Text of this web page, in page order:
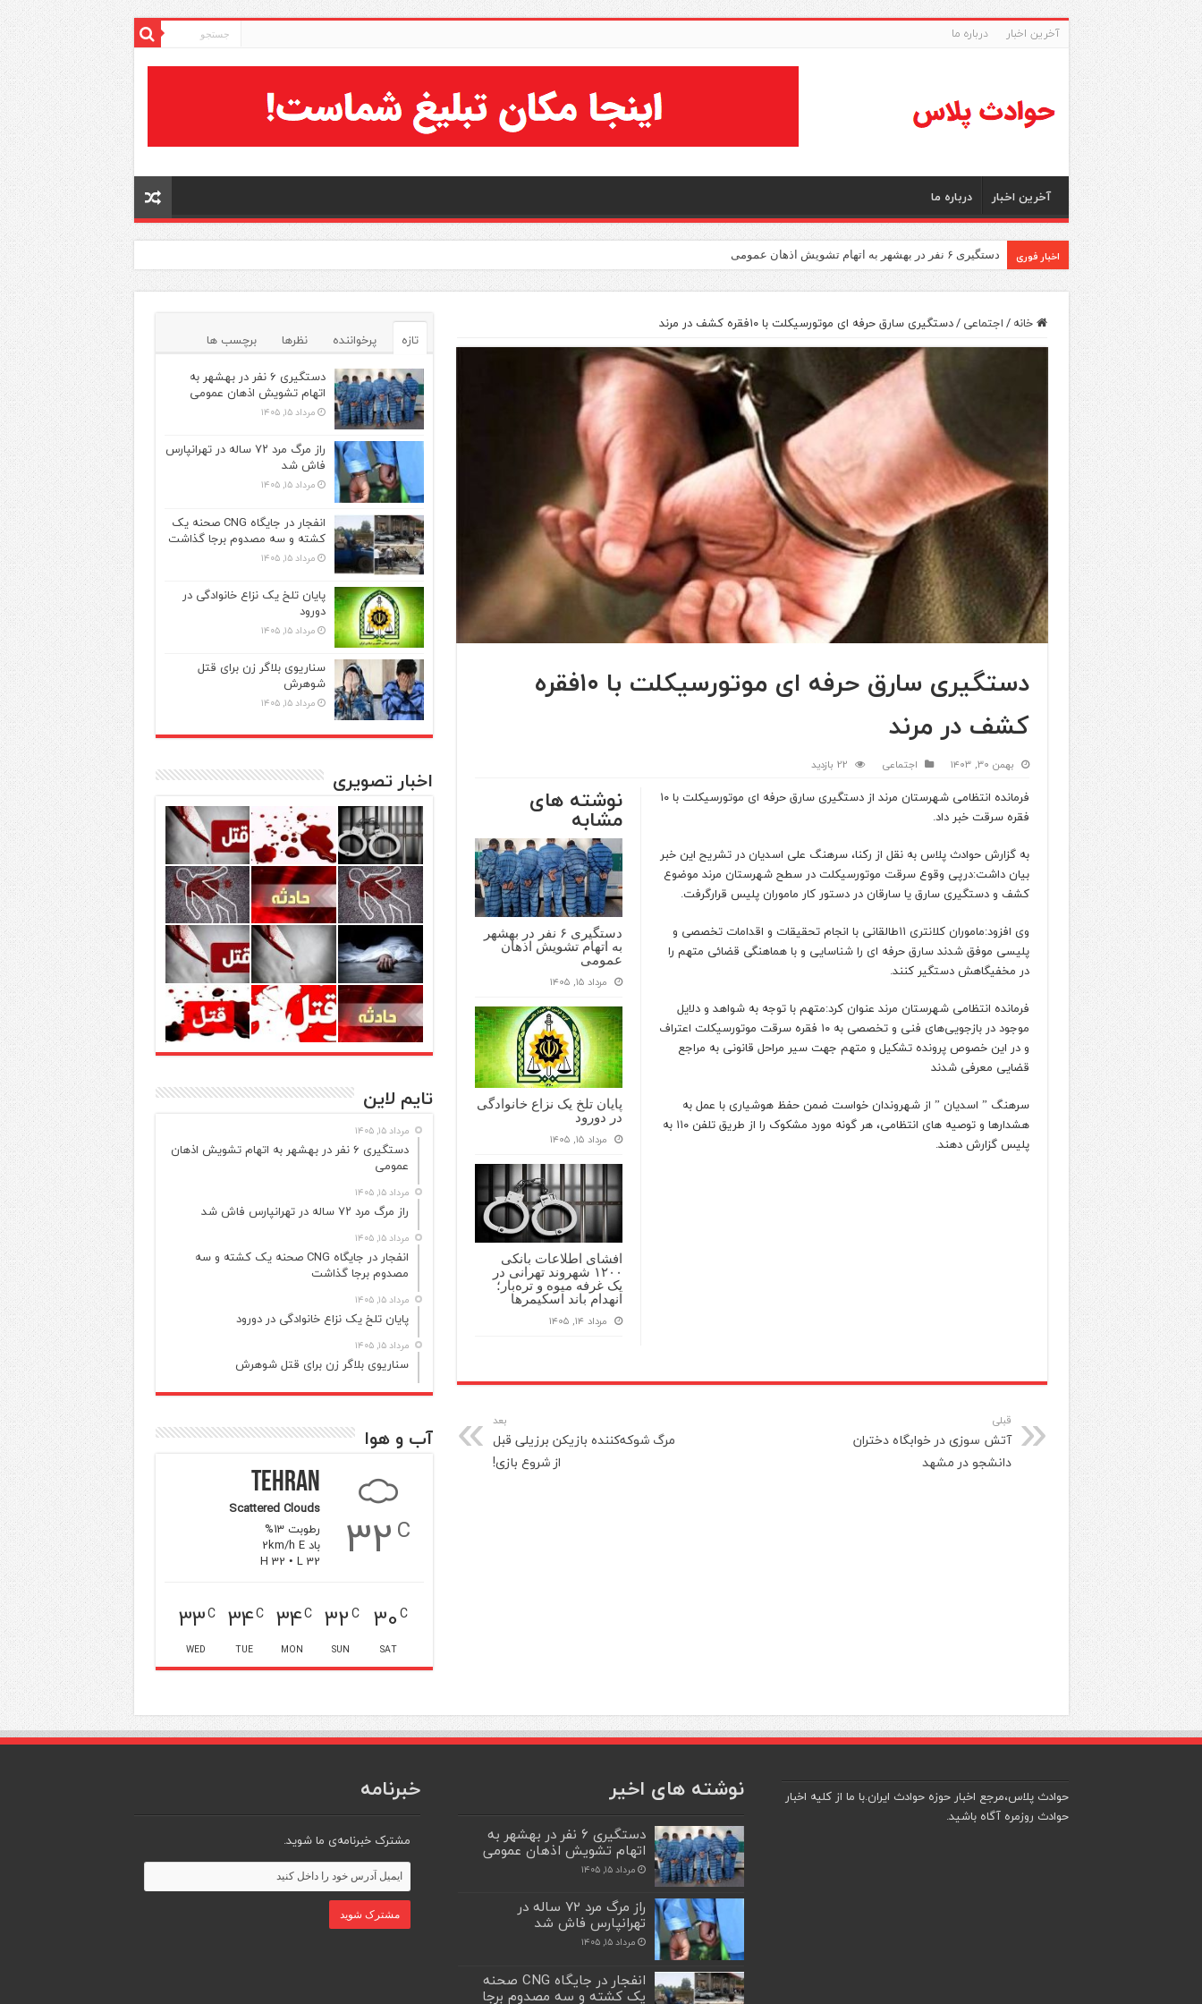
آخرین اخبار درباره ما
آخرین اخبار درباره ما
اخبار فوری دستگیری ۶ نفر در بهشهر به اتهام تشویش اذهان عمومی
خانه /اجتماعی /دستگیری سارق حرفه ای موتورسیکلت با ۱۰فقره کشف در مرند
دستگیری سارق حرفه ای موتورسیکلت با ۱۰فقره
کشف در مرند
بهمن ۳۰, ۱۴۰۳ اجتماعی 22 بازدید
نوشته های
مشابه
دستگیری ۶ نفر در بهشهر
به اتهام تشویش اذهان
عمومی
مرداد ۱۵, ۱۴۰۵
پایان تلخ یک نزاع خانوادگی
در دورود
مرداد ۱۵, ۱۴۰۵
افشای اطلاعات بانکی
۱۲۰۰ شهروند تهرانی در
یک غرفه میوه و تره‌بار؛
انهدام باند اسکیمرها
مرداد ۱۴, ۱۴۰۵
فرمانده انتظامی شهرستان مرند از دستگیری سارق حرفه ای موتورسیکلت با ۱۰
فقره سرقت خبر داد.
به گزارش حوادث پلاس به نقل از رکنا، سرهنگ علی اسدیان در تشریح این خبر
بیان داشت:درپی وقوع سرقت موتورسیکلت در سطح شهرستان مرند موضوع
کشف و دستگیری سارق یا سارقان در دستور کار ماموران پلیس قرارگرفت.
وی افزود:ماموران کلانتری ۱۱طالقانی با انجام تحقیقات و اقدامات تخصصی و
پلیسی موفق شدند سارق حرفه ای را شناسایی و با هماهنگی قضائی متهم را
در مخفیگاهش دستگیر کنند.
فرمانده انتظامی شهرستان مرند عنوان کرد:متهم با توجه به شواهد و دلایل
موجود در بازجویی‌های فنی و تخصصی به ۱۰ فقره سرقت موتورسیکلت اعتراف
و در این خصوص پرونده تشکیل و متهم جهت سیر مراحل قانونی به مراجع
قضایی معرفی شدند
سرهنگ ” اسدیان ” از شهروندان خواست ضمن حفظ هوشیاری با عمل به
هشدار‌ها و توصیه های انتظامی، هر گونه مورد مشکوک را از طریق تلفن ۱۱۰ به
پلیس گزارش دهند.
قبلی
آتش سوزی در خوابگاه دختران
دانشجو در مشهد
بعد
مرگ شوکه‌کننده بازیکن برزیلی قبل
از شروع بازی!
تازه پرخواننده نظرها
برچسب ها
دستگیری ۶ نفر در بهشهر به
اتهام تشویش اذهان عمومی
مرداد ۱۵, ۱۴۰۵
راز مرگ مرد ۷۲ ساله در تهرانپارس
فاش شد
مرداد ۱۵, ۱۴۰۵
انفجار در جایگاه CNG صحنه یک
کشته و سه مصدوم برجا گذاشت
مرداد ۱۵, ۱۴۰۵
پایان تلخ یک نزاع خانوادگی در
دورود
مرداد ۱۵, ۱۴۰۵
سناریوی بلاگر زن برای قتل
شوهرش
مرداد ۱۵, ۱۴۰۵
اخبار تصویری
تایم لاین
مرداد ۱۵, ۱۴۰۵
دستگیری ۶ نفر در بهشهر به اتهام تشویش اذهان
عمومی
مرداد ۱۵, ۱۴۰۵
راز مرگ مرد ۷۲ ساله در تهرانپارس فاش شد
مرداد ۱۵, ۱۴۰۵
انفجار در جایگاه CNG صحنه یک کشته و سه
مصدوم برجا گذاشت
مرداد ۱۵, ۱۴۰۵
پایان تلخ یک نزاع خانوادگی در دورود
مرداد ۱۵, ۱۴۰۵
سناریوی بلاگر زن برای قتل شوهرش
آب و هوا
32C
Tehran
Scattered Clouds
رطوبت 13%
باد 2km/h E
H 32 • L 32
30C
SAT
32C
SUN
34C
MON
34C
TUE
33C
WED
حوادث پلاس،مرجع اخبار حوزه حوادث ایران.با ما از کلیه اخبار
حوادث روزمره آگاه باشید.
نوشته های اخیر
دستگیری ۶ نفر در بهشهر به
اتهام تشویش اذهان عمومی
مرداد ۱۵, ۱۴۰۵
راز مرگ مرد ۷۲ ساله در
تهرانپارس فاش شد
مرداد ۱۵, ۱۴۰۵
انفجار در جایگاه CNG صحنه
یک کشته و سه مصدوم برجا
خبرنامه
مشترک خبرنامه‌ی ما شوید.